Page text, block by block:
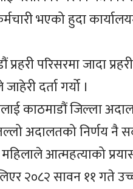
भएको हुदा
परिसरमा जादा
दर्ता गर्यो ।
काठमाडौं जिल्ला
अदालतको निर्णय नै
आत्महत्याको
२०८२ सावन ११ गते